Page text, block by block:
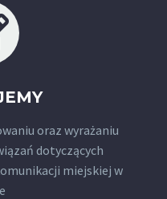
oraz wyrażaniu
dotyczących
miejskiej w